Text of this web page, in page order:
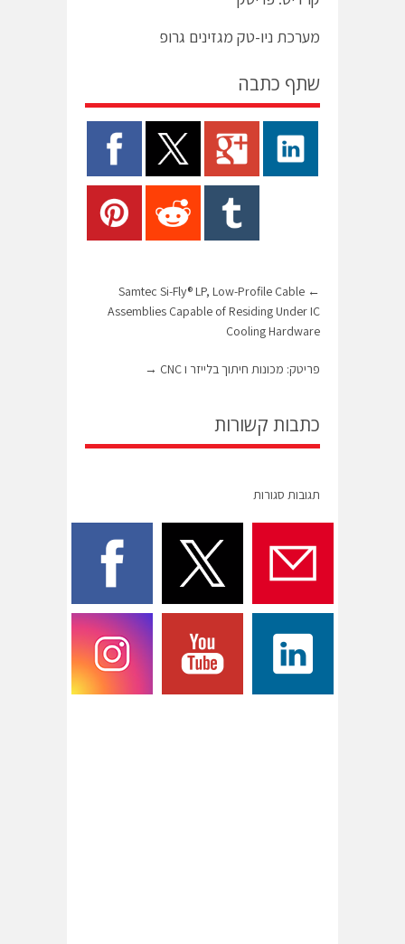
מערכת ניו-טק מגזינים גרופ
שתף כתבה
←
Samtec Si-Fly® LP, Low-Profile Cable
Assemblies Capable of Residing Under IC
Cooling Hardware
פריטק: מכונות חיתוך בלייזר ו CNC →
כתבות קשורות
תגובות סגורות